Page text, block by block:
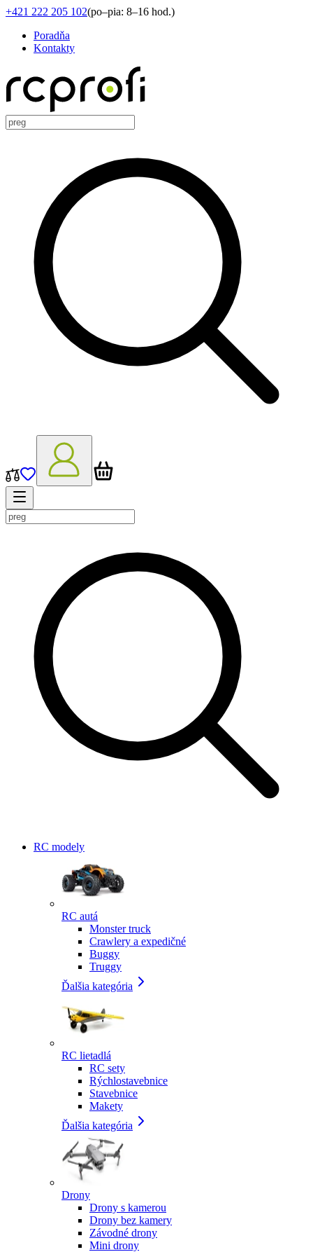
+421 222 205 102(po–pia: 8–16 hod.)
Poradňa
Kontakty
RC modely
RC autá
Monster truck
Crawlery a expedičné
Buggy
Truggy
Ďalšia kategória
RC lietadlá
RC sety
Rýchlostavebnice
Stavebnice
Makety
Ďalšia kategória
Drony
Drony s kamerou
Drony bez kamery
Závodné drony
Mini drony